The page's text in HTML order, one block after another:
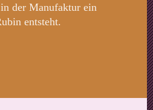
der Manufaktur ein
entsteht.